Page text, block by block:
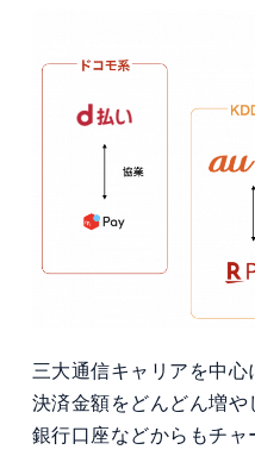
三大通信キャリアを中心
決済金額をどんどん増
銀行口座などからもチャ